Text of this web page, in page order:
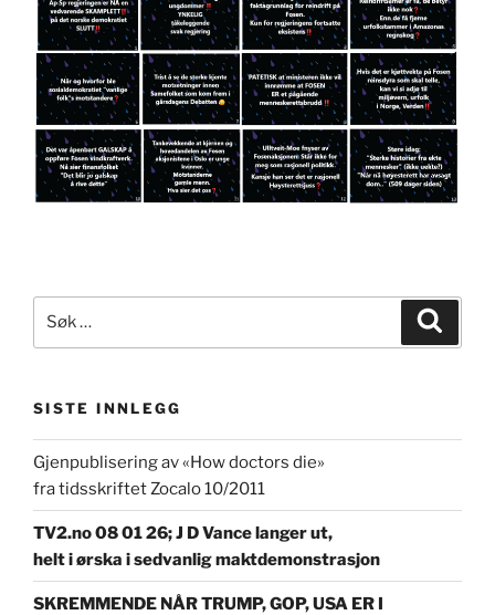
etter:
SISTE INNLEGG
Gjenpublisering av «How doctors die»
fra tidsskriftet Zocalo 10/2011
TV2.no 08 01 26; J D Vance langer ut,
helt i ørska i sedvanlig maktdemonstrasjon
SKREMMENDE NÅR TRUMP, GOP, USA ER I